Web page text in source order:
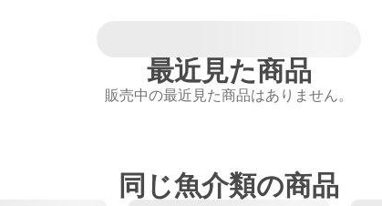
最近見た商品
販売中の最近見た商品はありません。
同じ魚介類の商品